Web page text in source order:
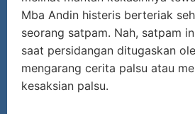
Mba Andin histeris berteriak
seorang satpam. Nah, satpam
saat persidangan ditugaskan
mengarang cerita palsu atau
kesaksian palsu.